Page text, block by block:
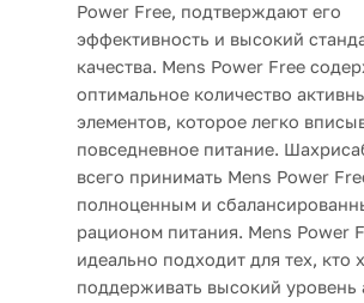
Power Free, подтверждают его
эффективность и высокий
качества. Mens Power Free
оптимальное количество
элементов, которое легко
повседневное питание.
всего принимать Mens Power
полноценным и
рационом питания. Mens Power
идеально подходит для тех, кто
поддерживать высокий уровень